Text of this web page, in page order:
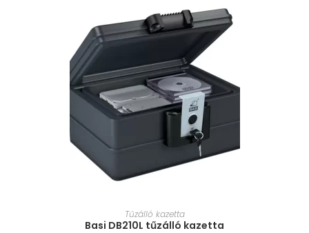
MÉRET VÁLASZTÁSA
Tűzálló kazetta
Basi DB210L tűzálló kazetta